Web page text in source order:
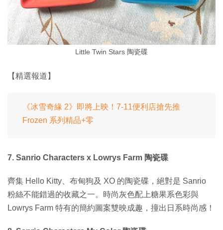
Little Twin Stars 陶瓷碟
【精選報道】
《冰雪奇緣 2》即將上映！7-11便利店搶先推
Frozen 系列精品+零
7. Sanrio Characters x Lowrys Farm 陶瓷碟
齊集 Hello Kitty、布甸狗及 XO 的陶瓷碟，絕對是 Sanrio
粉絲不能錯過的收藏之一。時尚灰色配上糖果系色彩與
Lowrys Farm 特有的簡約圖案雙映成趣，撞出日系時尚感！